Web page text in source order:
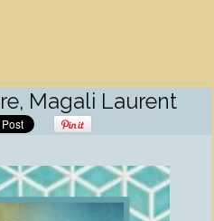
Magali Laurent